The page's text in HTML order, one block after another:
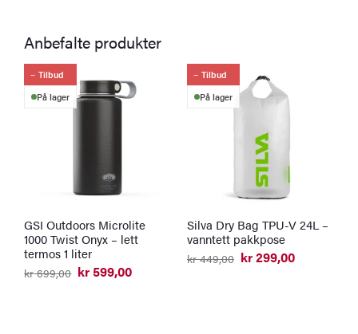
Anbefalte produkter
Tilbud
På lager
GSI Outdoors Microlite
1000 Twist Onyx – lett
termos 1 liter
kr699,00
Opprinnelig
kr599,00
Nåværende
Tilbud
På lager
Silva Dry Bag TPU-V 24L –
vanntett pakkpose
kr449,00
Opprinnelig
kr299,00
Nåværende